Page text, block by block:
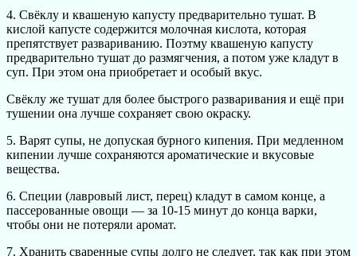
4. Свёклу и квашеную капусту предварительно тушат. В
кислой капусте содержится молочная кислота, которая
препятствует развариванию. Поэтму квашеную капусту
предварительно тушат до размягчения, а потом уже кладут в
суп. При этом она приобретает и особый вкус.
Свёклу же тушат для более быстрого разваривания и ещё при
тушении она лучше сохраняет свою окраску.
5. Варят супы, не допуская бурного кипения. При медленном
кипении лучше сохраняются ароматические и вкусовые
вещества.
6. Специи (лавровый лист, перец) кладут в самом конце, а
пассерованные овощи — за 10-15 минут до конца варки,
чтобы они не потеряли аромат.
7. Хранить сваренные супы долго не следует, так как при этом